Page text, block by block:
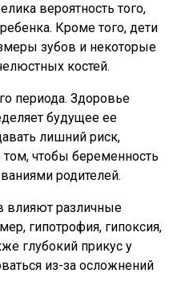
вероятность того,
Кроме того, дети
зубов и некоторые
костей.
периода. Здоровье
будущее ее
лишний риск,
том, чтобы беременность
родителей.
влияют различные
гипотрофия, гипоксия,
глубокий прикус у
из-за осложнений